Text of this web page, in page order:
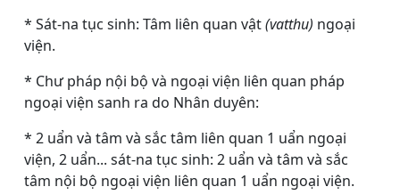
* Sát-na tục sinh: Tâm liên quan vật(vatthu) ngoại
viện.
* Chư pháp nội bộ và ngoại viện liên quan pháp
ngoại viện sanh ra do Nhân duyên:
* 2 uẩn và tâm và sắc tâm liên quan 1 uẩn ngoại
viện, 2 uẩn... sát-na tục sinh: 2 uẩn và tâm và sắc
tâm nội bộ ngoại viện liên quan 1 uẩn ngoại viện.